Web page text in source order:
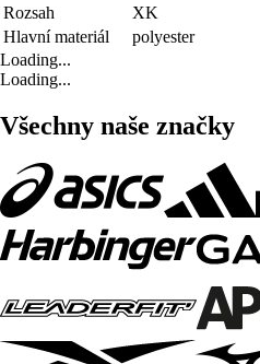
Rozsah
XK
Hlavní materiál
polyester
Loading...
Loading...
Všechny naše značky